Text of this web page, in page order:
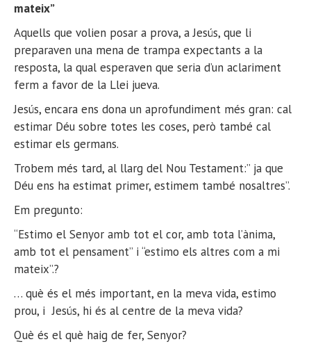
mateix”
Aquells que volien posar a prova, a Jesús, que li
preparaven una mena de trampa expectants a la
resposta, la qual esperaven que seria d’un aclariment
ferm a favor de la Llei jueva.
Jesús, encara ens dona un aprofundiment més gran: cal
estimar Déu sobre totes les coses, però també cal
estimar els germans.
Trobem més tard, al llarg del Nou Testament:” ja que
Déu ens ha estimat primer, estimem també nosaltres”.
Em pregunto:
“Estimo el Senyor amb tot el cor, amb tota l’ànima,
amb tot el pensament” i “estimo els altres com a mi
mateix”.?
… què és el més important, en la meva vida, estimo
prou, i Jesús, hi és al centre de la meva vida?
Què és el què haig de fer, Senyor?